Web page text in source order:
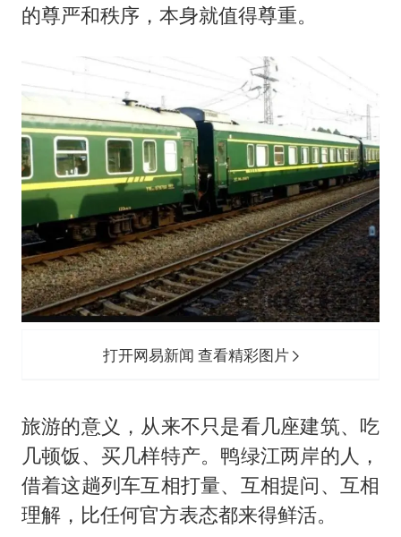
的尊严和秩序，本身就值得尊重。
打开网易新闻 查看精彩图片
旅游的意义，从来不只是看几座建筑、吃
几顿饭、买几样特产。鸭绿江两岸的人，
借着这趟列车互相打量、互相提问、互相
理解，比任何官方表态都来得鲜活。